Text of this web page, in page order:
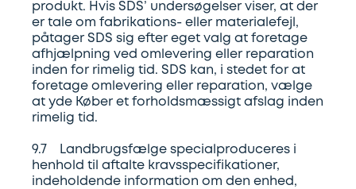
produkt. Hvis SDS’ undersøgelser viser, at der
er tale om fabrikations- eller materialefejl,
påtager SDS sig efter eget valg at foretage
afhjælpning ved omlevering eller reparation
inden for rimelig tid. SDS kan, i stedet for at
foretage omlevering eller reparation, vælge
at yde Køber et forholdsmæssigt afslag inden
rimelig tid.
9.7 Landbrugsfælge specialproduceres i
henhold til aftalte kravsspecifikationer,
indeholdende information om den enhed,